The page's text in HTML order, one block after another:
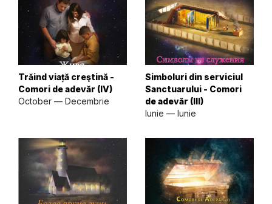
Trăind viață creştină -
Comori de adevăr (IV)
October — Decembrie
Simboluri din serviciul
Sanctuarului - Comori
de adevăr (III)
Iunie — Iunie